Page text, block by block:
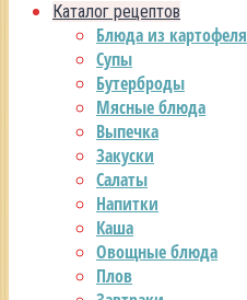
Каталог рецептов
Блюда из картофеля
Супы
Бутерброды
Мясные блюда
Выпечка
Закуски
Салаты
Напитки
Каша
Овощные блюда
Плов